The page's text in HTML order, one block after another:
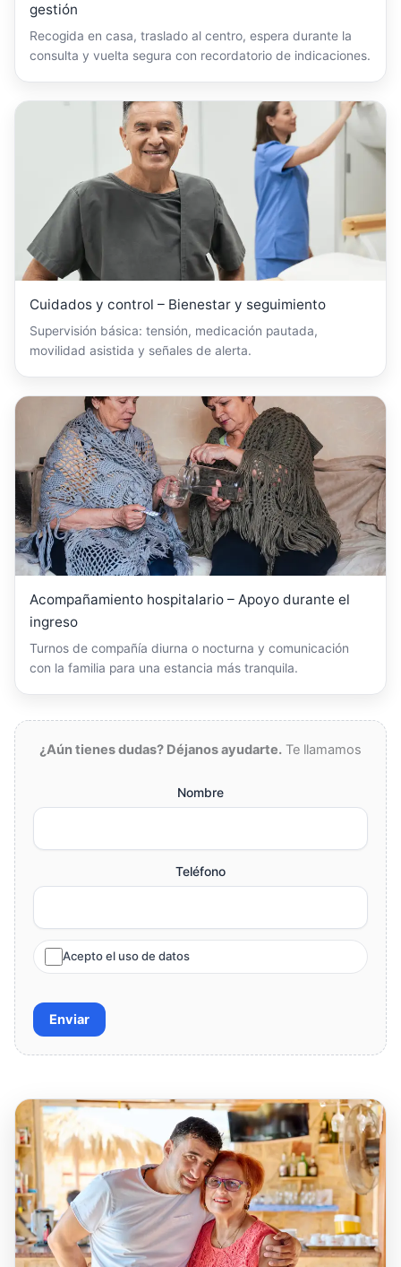
gestión
Recogida en casa, traslado al centro, espera durante la
consulta y vuelta segura con recordatorio de indicaciones.
Cuidados y control – Bienestar y seguimiento
Supervisión básica: tensión, medicación pautada,
movilidad asistida y señales de alerta.
Acompañamiento hospitalario – Apoyo durante el
ingreso
Turnos de compañía diurna o nocturna y comunicación
con la familia para una estancia más tranquila.
¿Aún tienes dudas? Déjanos ayudarte. Te llamamos
Nombre
Teléfono
Acepto el uso de datos
Enviar